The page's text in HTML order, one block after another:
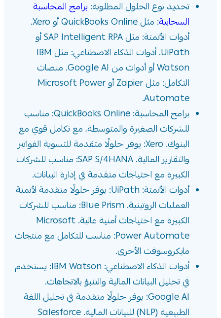
تحديد نوع الحلول المطلوبة: برامج المحاسبة
السحابية
: مثل QuickBooks Online أو Xero.
أدوات الأتمتة: مثل SAP Intelligent RPA أو
UiPath. أدوات الذكاء الاصطناعي: مثل IBM
Watson أو أدوات من Google AI. منصات
التكامل: مثل Zapier أو Microsoft Power
Automate.
برامج المحاسبة: QuickBooks Online: مناسب
للشركات الصغيرة والمتوسطة، مع تكامل قوي مع
البنوك. Xero: يوفر حلولًا متقدمة للتسوية الفواتير
والتقارير المالية. SAP S/4HANA: مناسب للشركات
الكبيرة مع احتياجات متقدمة في إدارة البيانات.
أدوات الأتمتة: UiPath: يوفر حلولًا متقدمة لأتمتة
العمليات الروتينية. Blue Prism: مناسب للشركات
الكبيرة مع احتياجات أمنية عالية. Microsoft
Power Automate: مناسب للتكامل مع منتجات
مايكروسوفت الأخرى.
أدوات الذكاء الاصطناعي: IBM Watson: يستخدم
في تحليل البيانات المالية والتنبؤ بالاتجاهات.
Google AI: يوفر حلولًا متقدمة في تحليل اللغة
الطبيعية (NLP) للبيانات المالية. Salesforce